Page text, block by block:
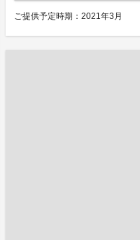
ご提供予定時期：2021年3月